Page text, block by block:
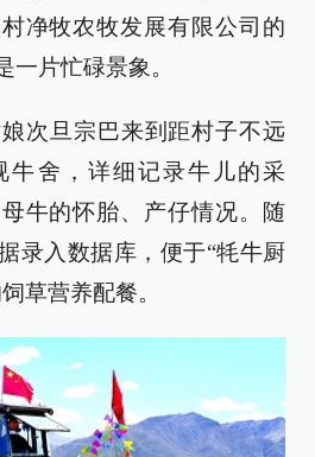
净牧农牧发展有限公司的
一片忙碌景象。
次旦宗巴来到距村子不远
牛舍，详细记录牛儿的采
牛的怀胎、产仔情况。随
录入数据库，便于“牦牛厨
草营养配餐。